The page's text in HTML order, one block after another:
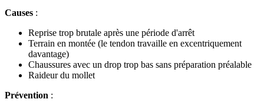
Causes :
Reprise trop brutale après une période d'arrêt
Terrain en montée (le tendon travaille en excentriquement
davantage)
Chaussures avec un drop trop bas sans préparation préalable
Raideur du mollet
Prévention :